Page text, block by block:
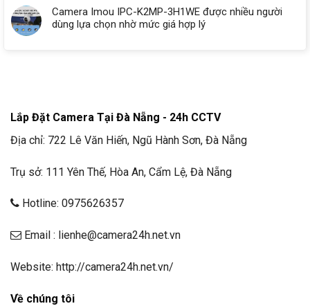
Camera Imou IPC-K2MP-3H1WE được nhiều người
dùng lựa chọn nhờ mức giá hợp lý
Lắp Đặt Camera Tại Đà Nẵng - 24h CCTV
Địa chỉ: 722 Lê Văn Hiến, Ngũ Hành Sơn, Đà Nẵng
Trụ sở: 111 Yên Thế, Hòa An, Cẩm Lệ, Đà Nẵng
Hotline: 0975626357
Email : lienhe@camera24h.net.vn
Website: http://camera24h.net.vn/
Về chúng tôi